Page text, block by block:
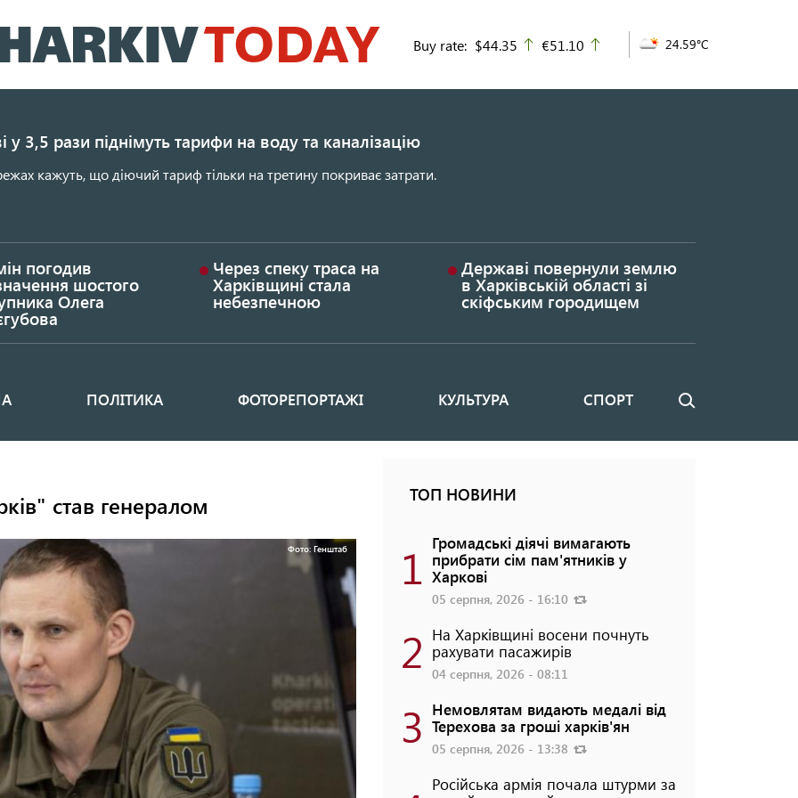
до
основного
Buy rate: $44.35 up
€51.10 24.59°C
у 3,5 рази піднімуть тарифи на воду та каналізацію
кажуть, що діючий тариф тільки на третину покриває затрати.
погодив
шостого
Олега
Через спеку траса на
Харківщині стала
небезпечною
Державі повернули землю
в Харківській області зі
скіфським городищем
ПОЛІТИКА ФОТОРЕПОРТАЖІ КУЛЬТУРА СПОРТ Пошук
став генералом
Фото: Генштаб
ТОП НОВИНИ
1 Громадські діячі вимагають
прибрати сім пам'ятників у
Харкові
05 серпня, 2026 - 16:10
2 На Харківщині восени почнуть
рахувати пасажирів
04 серпня, 2026 - 08:11
3 Немовлятам видають медалі від
Терехова за гроші харків'ян
05 серпня, 2026 - 13:38
Російська армія почала штурми за